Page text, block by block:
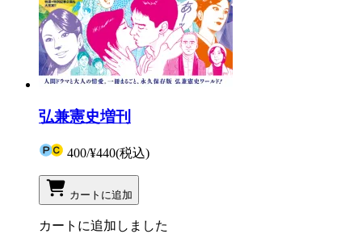
弘兼憲史増刊
400/¥440(税込)
カートに追加
カートに追加しました